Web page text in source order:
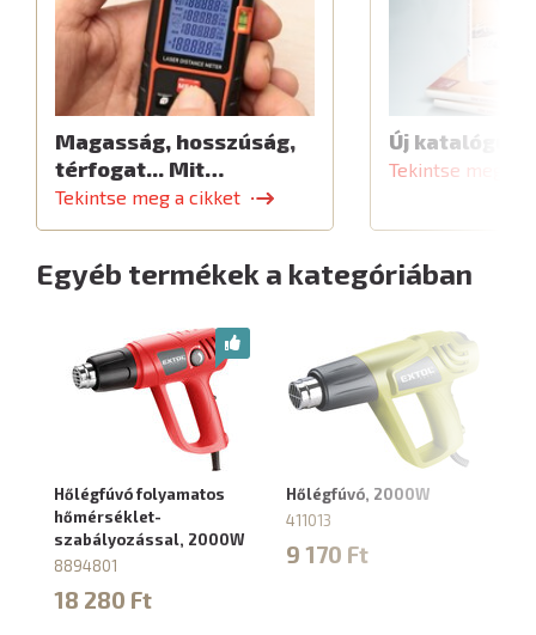
Magasság, hosszúság,
térfogat... Mit…
Tekintse meg a cikket
Új katalógus
Tekintse meg a
Egyéb termékek a kategóriában
Hőlégfúvó folyamatos
hőmérséklet-
szabályozással, 2000W
8894801
18 280 Ft
Hőlégfúvó, 2000W
411013
9 170 Ft